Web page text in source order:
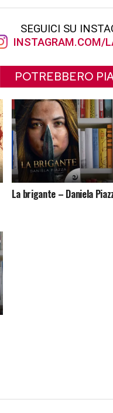
SEGUICI SU
INSTAGRAM.COM/
POTREBBERO
La brigante – Daniela